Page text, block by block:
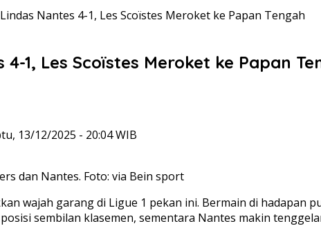
Nantes 4-1, Les Scoïstes Meroket ke Papan Tengah
1, Les Scoïstes Meroket ke Papan
13/12/2025 - 20:04 WIB
dan Nantes. Foto: via Bein sport
wajah garang di Ligue 1 pekan ini. Bermain di hadapan
sembilan klasemen, sementara Nantes makin